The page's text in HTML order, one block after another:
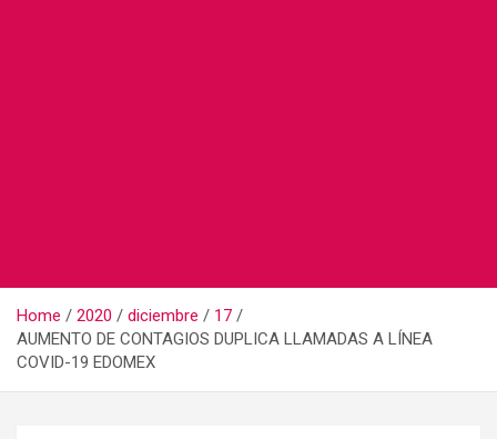
Home 2020 diciembre
17
AUMENTO DE CONTAGIOS DUPLICA LLAMADAS A LÍNEA
COVID-19 EDOMEX